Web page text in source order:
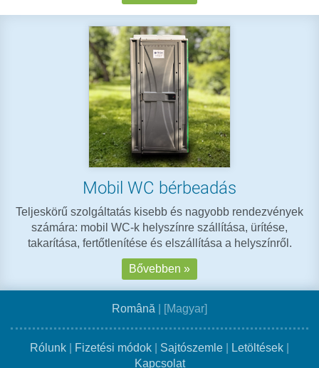
Mobil WC bérbeadás
Teljeskörű szolgáltatás kisebb és nagyobb rendezvények
számára: mobil WC-k helyszínre szállítása, ürítése,
takarítása, fertőtlenítése és elszállítása a helyszínről.
Bővebben »
Română [Magyar]
Rólunk Fizetési módok Sajtószemle Letöltések
Kapcsolat